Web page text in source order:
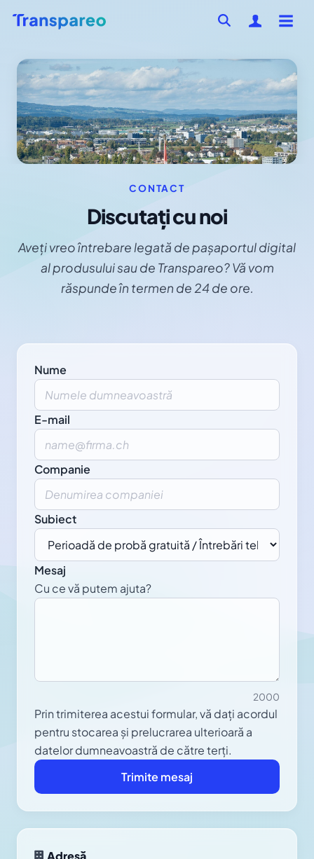
CONTACT
Discutați cu noi
Aveți vreo întrebare legată de pașaportul digital
al produsului sau de Transpareo? Vă vom
răspunde în termen de 24 de ore.
Nume
E-mail
Companie
Subiect
Mesaj
Cu ce vă putem ajuta?
2000
Prin trimiterea acestui formular, vă dați acordul
pentru stocarea și prelucrarea ulterioară a
datelor dumneavoastră de către terți.
Adresă